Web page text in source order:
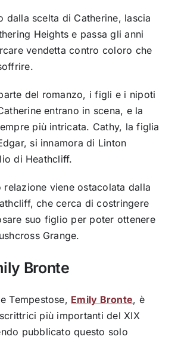
dalla scelta di Catherine, lascia
Heights e passa gli anni
vendetta contro coloro che
del romanzo, i figli e i nipoti
entrano in scena, e la
più intricata. Cathy, la figlia
si innamora di Linton
di Heathcliff.
relazione viene ostacolata dalla
che cerca di costringere
suo figlio per poter ottenere
Grange.
Bronte
Tempestose, Emily Bronte, è
più importanti del XIX
pubblicato questo solo